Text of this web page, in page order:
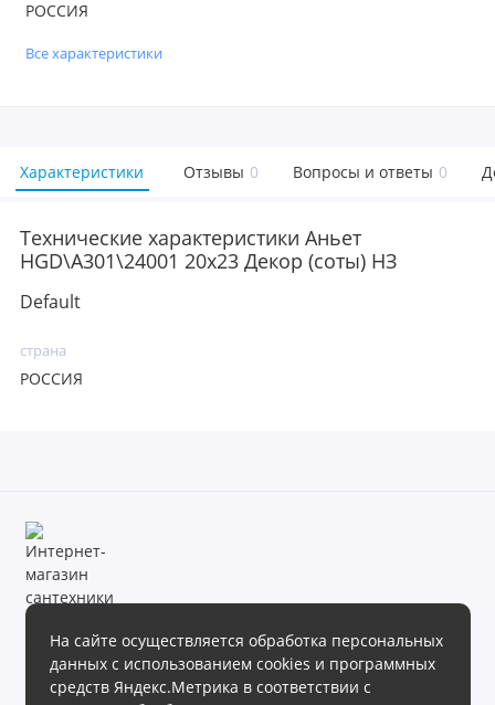
РОССИЯ
Все характеристики
Характеристики Отзывы 0 Вопросы и ответы 0
Технические характеристики Аньет
HGD\A301\24001 20х23 Декор (соты) НЗ
Default
страна
РОССИЯ
На сайте осуществляется обработка персональных
данных с использованием cookies и программных
средств Яндекс.Метрика в соответствии с
Магазин сантехники «Теплое море» готов предложить своим
клиентам обширный ассортимент продукции в различных